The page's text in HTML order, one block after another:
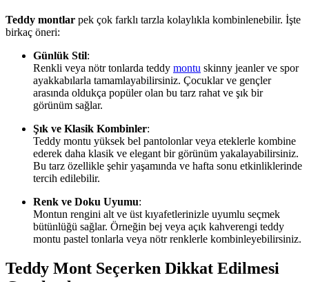
Teddy montlar pek çok farklı tarzla kolaylıkla kombinlenebilir. İşte
birkaç öneri:
Günlük Stil:
Renkli veya nötr tonlarda teddy montu skinny jeanler ve spor
ayakkabılarla tamamlayabilirsiniz. Çocuklar ve gençler
arasında oldukça popüler olan bu tarz rahat ve şık bir
görünüm sağlar.
Şık ve Klasik Kombinler:
Teddy montu yüksek bel pantolonlar veya eteklerle kombine
ederek daha klasik ve elegant bir görünüm yakalayabilirsiniz.
Bu tarz özellikle şehir yaşamında ve hafta sonu etkinliklerinde
tercih edilebilir.
Renk ve Doku Uyumu:
Montun rengini alt ve üst kıyafetlerinizle uyumlu seçmek
bütünlüğü sağlar. Örneğin bej veya açık kahverengi teddy
montu pastel tonlarla veya nötr renklerle kombinleyebilirsiniz.
Teddy Mont Seçerken Dikkat Edilmesi